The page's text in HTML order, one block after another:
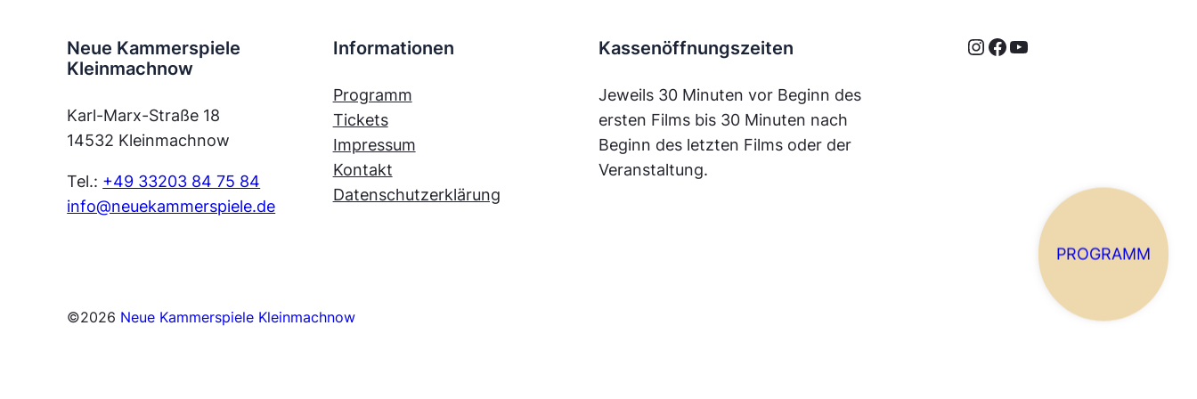
PROGRAMM
Neue Kammerspiele
Kleinmachnow
Karl-Marx-Straße 18
14532 Kleinmachnow
Tel.: +49 33203 84 75 84
info@neuekammerspiele.de
Informationen
Programm
Tickets
Impressum
Kontakt
Datenschutzerklärung
Kassenöffnungszeiten
Jeweils 30 Minuten vor Beginn des
ersten Films bis 30 Minuten nach
Beginn des letzten Films oder der
Veranstaltung.
Instagram Facebook YouTube
©2026 Neue Kammerspiele Kleinmachnow